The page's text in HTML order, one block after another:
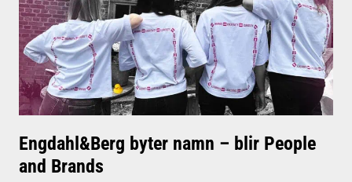
Engdahl&Berg byter namn – blir People
and Brands